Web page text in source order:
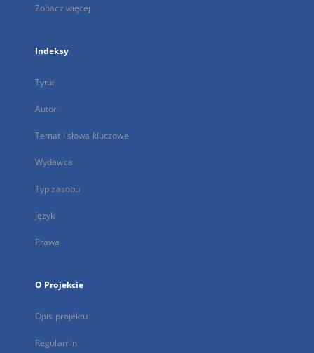
Zobacz więcej
Indeksy
Tytuł
Autor
Temat i słowa kluczowe
Wydawca
Typ zasobu
Język
Prawa
O Projekcie
Opis projektu
Regulamin